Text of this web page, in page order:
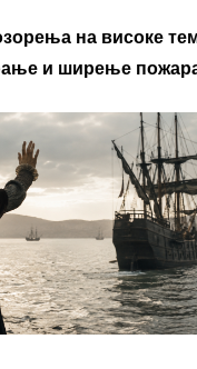
на високе
и ширење